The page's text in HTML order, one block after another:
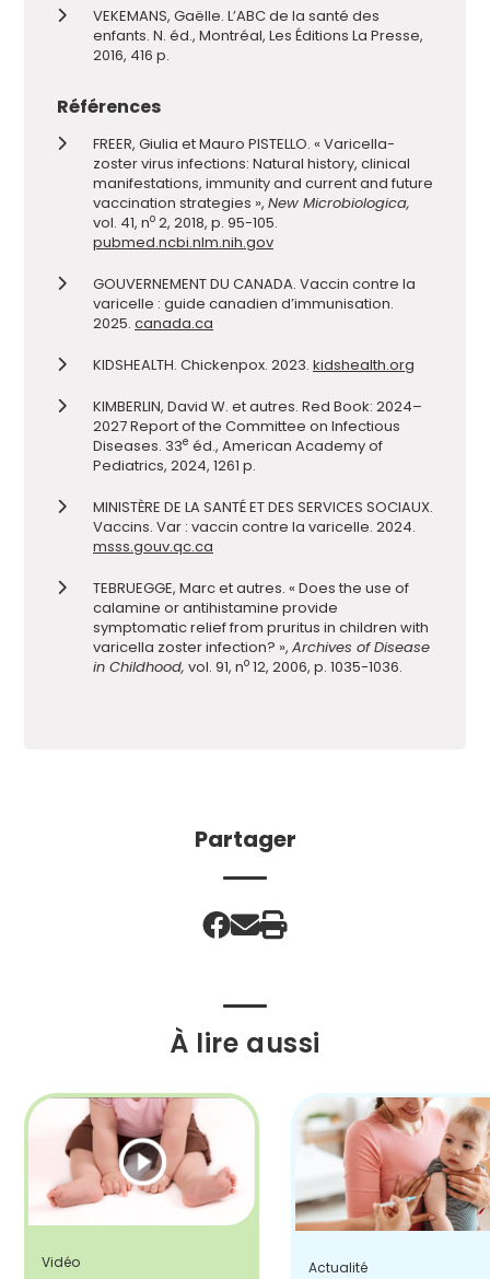
VEKEMANS, Gaëlle. L’ABC de la santé des
enfants. N. éd., Montréal, Les Éditions La Presse,
2016, 416 p.
Références
FREER, Giulia et Mauro PISTELLO. « Varicella-
zoster virus infections: Natural history, clinical
manifestations, immunity and current and future
vaccination strategies », New Microbiologica,
vol. 41, no 2, 2018, p. 95-105.
pubmed.ncbi.nlm.nih.gov
GOUVERNEMENT DU CANADA. Vaccin contre la
varicelle : guide canadien d’immunisation.
2025. canada.ca
KIDSHEALTH. Chickenpox. 2023. kidshealth.org
KIMBERLIN, David W. et autres. Red Book: 2024–
2027 Report of the Committee on Infectious
Diseases. 33e éd., American Academy of
Pediatrics, 2024, 1261 p.
MINISTÈRE DE LA SANTÉ ET DES SERVICES SOCIAUX.
Vaccins. Var : vaccin contre la varicelle. 2024.
msss.gouv.qc.ca
TEBRUEGGE, Marc et autres. « Does the use of
calamine or antihistamine provide
symptomatic relief from pruritus in children with
varicella zoster infection? », Archives of Disease
in Childhood, vol. 91, no 12, 2006, p. 1035-1036.
Partager
À lire aussi
Vidéo Actualité